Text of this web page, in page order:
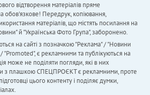
відтворення матеріалів пряме
обов'язкове! Передрук, копіювання,
матеріалів, що містять посилання на
й "Українська Фото Група", заборонено.
на сайті з позначкою "Реклама" / "Новини
"Promoted", є рекламними та публікуються на
може не поділяти погляди, які в них
з плашкою СПЕЦПРОЄКТ є рекламними, проте
цього контенту і поділяє думки,